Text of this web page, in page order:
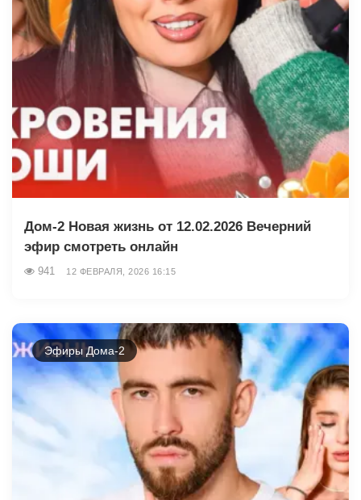
Дом-2 Новая жизнь от 12.02.2026 Вечерний
эфир смотреть онлайн
941 12 ФЕВРАЛЯ, 2026 16:15
Эфиры Дома-2